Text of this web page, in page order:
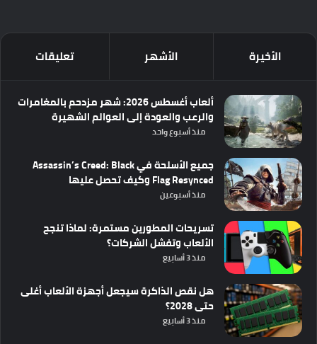
الأخيرة الأشهر تعليقات
ألعاب أغسطس 2026: شهر مزدحم بالمغامرات
والرعب والعودة إلى العوالم الشهيرة
منذ أسبوع واحد
جميع الأسلحة في Assassin’s Creed: Black
Flag Resynced وكيف تحصل عليها
منذ أسبوعين
تسريحات المطورين مستمرة: لماذا تنجح
الألعاب وتفشل الشركات؟
منذ 3 أسابيع
هل نقص الذاكرة سيجعل أجهزة الألعاب أغلى
حتى 2028؟
منذ 3 أسابيع